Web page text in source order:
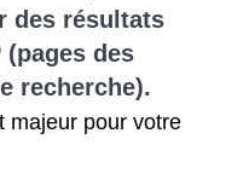
des résultats
(pages des
recherche).
majeur pour votre